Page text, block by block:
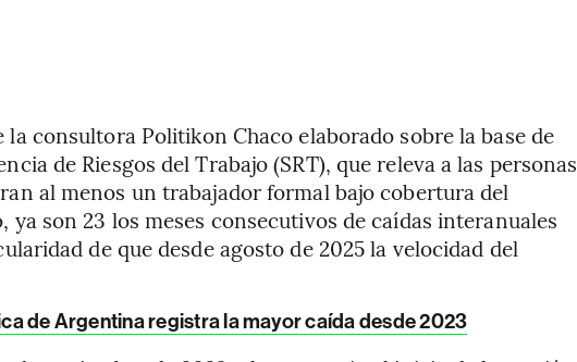
consultora Politikon Chaco elaborado sobre la base de
de Riesgos del Trabajo (SRT), que releva a las personas
al menos un trabajador formal bajo cobertura del
ya son 23 los meses consecutivos de caídas interanuales
de que desde agosto de 2025 la velocidad del
de Argentina registra la mayor caída desde 2023